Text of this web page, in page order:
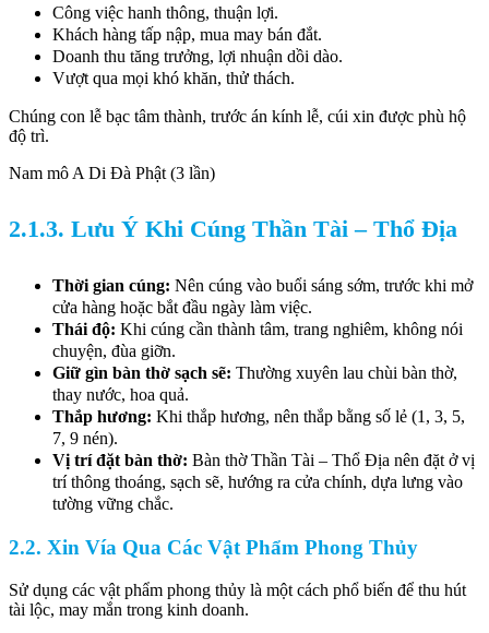
Công việc hanh thông, thuận lợi.
Khách hàng tấp nập, mua may bán đắt.
Doanh thu tăng trưởng, lợi nhuận dồi dào.
Vượt qua mọi khó khăn, thử thách.
Chúng con lễ bạc tâm thành, trước án kính lễ, cúi xin được phù hộ
độ trì.
Nam mô A Di Đà Phật (3 lần)
2.1.3. Lưu Ý Khi Cúng Thần Tài – Thổ Địa
Thời gian cúng: Nên cúng vào buổi sáng sớm, trước khi mở
cửa hàng hoặc bắt đầu ngày làm việc.
Thái độ: Khi cúng cần thành tâm, trang nghiêm, không nói
chuyện, đùa giỡn.
Giữ gìn bàn thờ sạch sẽ: Thường xuyên lau chùi bàn thờ,
thay nước, hoa quả.
Thắp hương: Khi thắp hương, nên thắp bằng số lẻ (1, 3, 5,
7, 9 nén).
Vị trí đặt bàn thờ: Bàn thờ Thần Tài – Thổ Địa nên đặt ở vị
trí thông thoáng, sạch sẽ, hướng ra cửa chính, dựa lưng vào
tường vững chắc.
2.2. Xin Vía Qua Các Vật Phẩm Phong Thủy
Sử dụng các vật phẩm phong thủy là một cách phổ biến để thu hút
tài lộc, may mắn trong kinh doanh.